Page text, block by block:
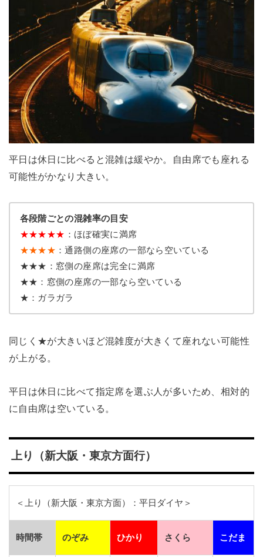
平日は休日に比べると混雑は緩やか。自由席でも座れる
可能性がかなり大きい。
各段階ごとの混雑率の目安
★★★★★ ：ほぼ確実に満席
★★★★ ：通路側の座席の一部なら空いている
★★★：窓側の座席は完全に満席
★★：窓側の座席の一部なら空いている
★：ガラガラ
同じく★が大きいほど混雑度が大きくて座れない可能性
が上がる。
平日は休日に比べて指定席を選ぶ人が多いため、相対的
に自由席は空いている。
上り（新大阪・東京方面行）
＜上り（新大阪・東京方面）：平日ダイヤ＞
時間帯 のぞみ ひかり さくら こだま